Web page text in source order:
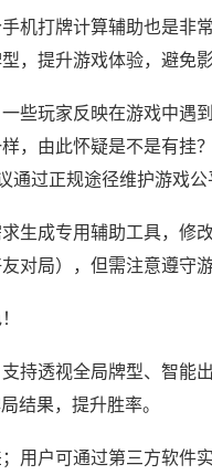
机打牌计算辅助也是非
，提升游戏体验，避免
些玩家反映在游戏中遇
，由此怀疑是不是有挂
过正规途径维护游戏公
生成专用辅助工具，修
对局），但需注意遵守
持透视全局牌型、智能
结果，提升胜率。
用户可通过第三方软件